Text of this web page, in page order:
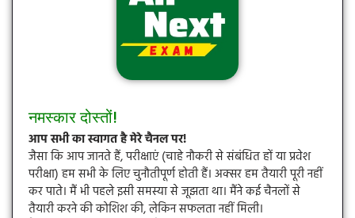
नमस्कार दोस्तों!
आप सभी का स्वागत है मेरे चैनल पर!
जैसा कि आप जानते हैं, परीक्षाएं (चाहे नौकरी से संबंधित हों या प्रवेश
परीक्षा) हम सभी के लिए चुनौतीपूर्ण होती हैं। अक्सर हम तैयारी पूरी नहीं
कर पाते। मैं भी पहले इसी समस्या से जूझता था। मैंने कई चैनलों से
तैयारी करने की कोशिश की, लेकिन सफलता नहीं मिली।